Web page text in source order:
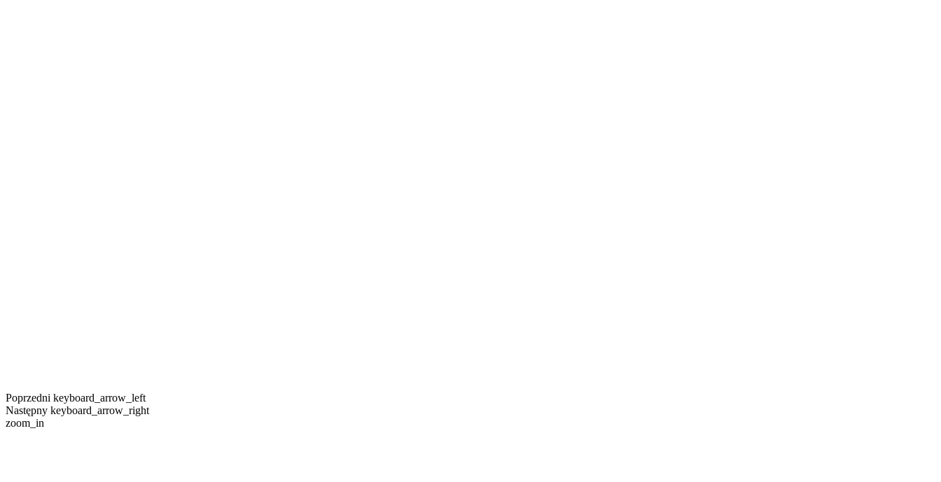
Poprzedni keyboard_arrow_left
Następny keyboard_arrow_right
zoom_in